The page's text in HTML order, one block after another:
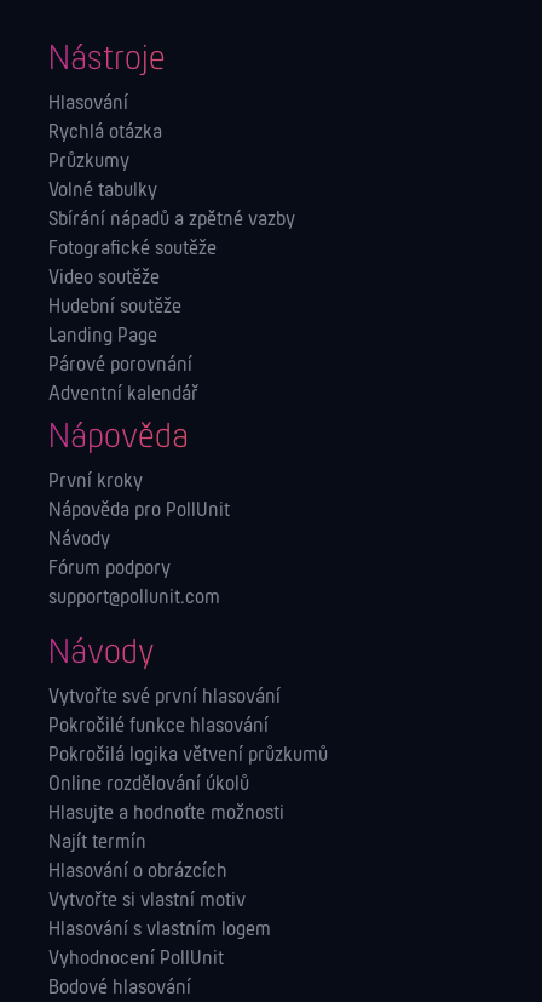
Nástroje
Hlasování
Rychlá otázka
Průzkumy
Volné tabulky
Sbírání nápadů a zpětné vazby
Fotografické soutěže
Video soutěže
Hudební soutěže
Landing Page
Párové porovnání
Adventní kalendář
Nápověda
První kroky
Nápověda pro PollUnit
Návody
Fórum podpory
support@pollunit.com
Návody
Vytvořte své první hlasování
Pokročilé funkce hlasování
Pokročilá logika větvení průzkumů
Online rozdělování úkolů
Hlasujte a hodnoťte možnosti
Najít termín
Hlasování o obrázcích
Vytvořte si vlastní motiv
Hlasování s vlastním logem
Vyhodnocení PollUnit
Bodové hlasování